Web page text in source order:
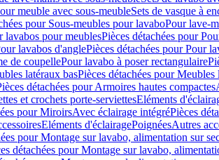
meuble avec sous-meubleSets de vasque à
pour Sous-meubles pour lavaboPour lave-
lavabos pour meublesPièces détachées pour
lavabos d'anglePièces détachées pour Pour
de coupellePour lavabo à poser rectangulaire
latéraux basPièces détachées pour Meubles
détachées pour Armoires hautes compactes
et crochets porte-serviettesEléments
pour MiroirsAvec éclairage intégréPièces
Eléments d'éclairagePoignéesAutres
pour Montage sur lavabo, alimentation sur
détachées pour Montage sur lavabo,